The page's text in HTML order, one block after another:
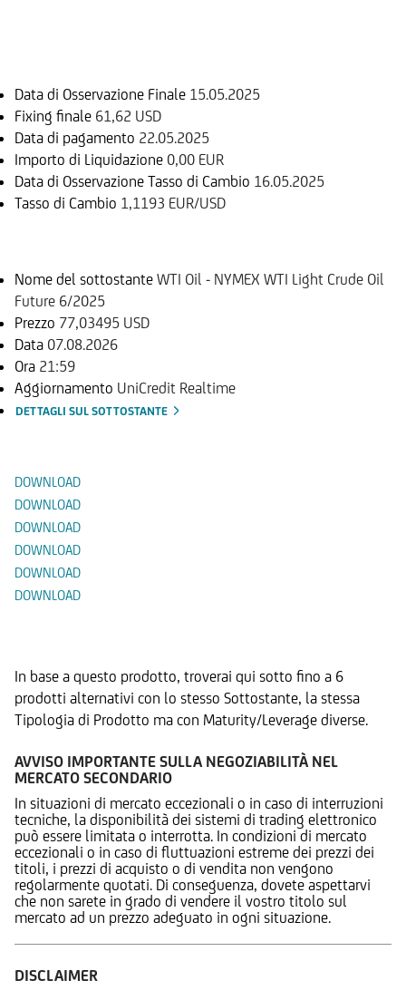
Data di Osservazione Finale 15.05.2025
Fixing finale 61,62 USD
Data di pagamento 22.05.2025
Importo di Liquidazione 0,00 EUR
Data di Osservazione Tasso di Cambio 16.05.2025
Tasso di Cambio 1,1193 EUR/USD
Nome del sottostante WTI Oil - NYMEX WTI Light Crude Oil
Future 6/2025
Prezzo 77,03495 USD
Data 07.08.2026
Ora 21:59
Aggiornamento UniCredit Realtime
DETTAGLI SUL SOTTOSTANTE
DOWNLOAD
DOWNLOAD
DOWNLOAD
DOWNLOAD
DOWNLOAD
DOWNLOAD
In base a questo prodotto, troverai qui sotto fino a 6
prodotti alternativi con lo stesso Sottostante, la stessa
Tipologia di Prodotto ma con Maturity/Leverage diverse.
AVVISO IMPORTANTE SULLA NEGOZIABILITÀ NEL
MERCATO SECONDARIO
In situazioni di mercato eccezionali o in caso di interruzioni
tecniche, la disponibilità dei sistemi di trading elettronico
può essere limitata o interrotta. In condizioni di mercato
eccezionali o in caso di fluttuazioni estreme dei prezzi dei
titoli, i prezzi di acquisto o di vendita non vengono
regolarmente quotati. Di conseguenza, dovete aspettarvi
che non sarete in grado di vendere il vostro titolo sul
mercato ad un prezzo adeguato in ogni situazione.
DISCLAIMER